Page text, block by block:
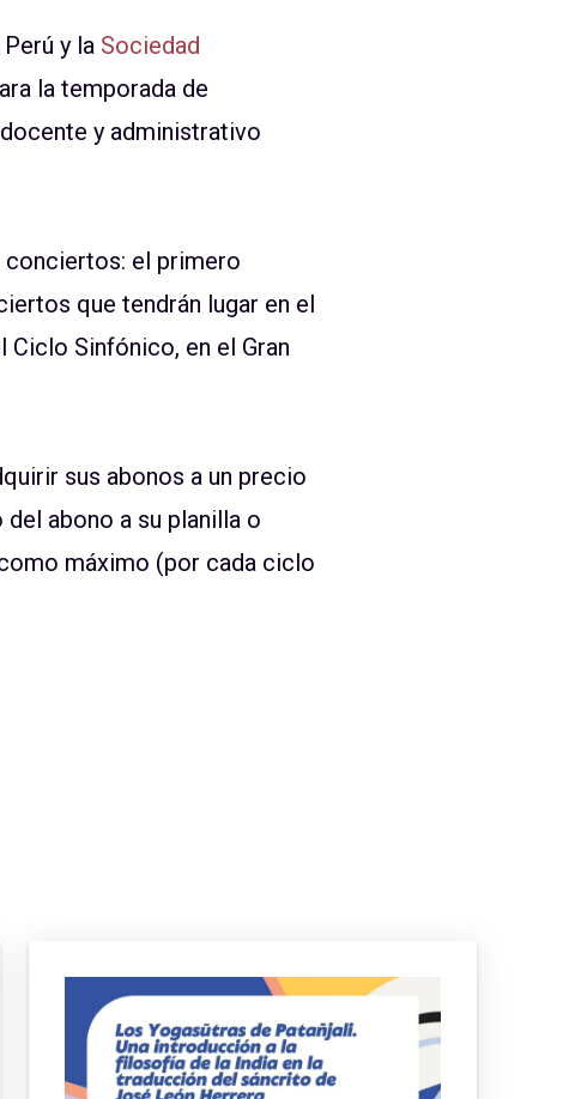
y la Sociedad
la temporada de
y administrativo
conciertos: el primero
que tendrán lugar en el
Sinfónico, en el Gran
sus abonos a un precio
abono a su planilla o
máximo (por cada ciclo